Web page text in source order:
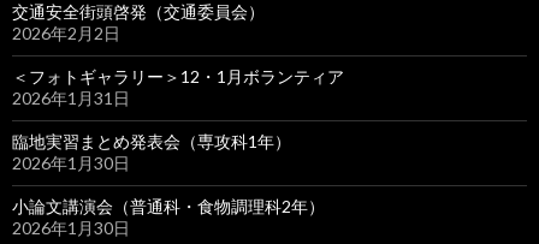
交通安全街頭啓発（交通委員会）
2026年2月2日
＜フォトギャラリー＞12・1月ボランティア
2026年1月31日
臨地実習まとめ発表会（専攻科1年）
2026年1月30日
小論文講演会（普通科・食物調理科2年）
2026年1月30日